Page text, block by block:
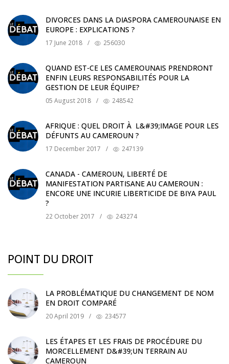
DIVORCES DANS LA DIASPORA CAMEROUNAISE EN
EUROPE : EXPLICATIONS ?
17 June 2018 / 256030
QUAND EST-CE LES CAMEROUNAIS PRENDRONT
ENFIN LEURS RESPONSABILITÉS POUR LA
GESTION DE LEUR ÉQUIPE?
05 August 2018 / 248542
AFRIQUE : QUEL DROIT À L&#39;IMAGE POUR LES
DÉFUNTS AU CAMEROUN ?
17 December 2017 / 247139
CANADA - CAMEROUN, LIBERTÉ DE
MANIFESTATION PARTISANE AU CAMEROUN :
ENCORE UNE INCURIE LIBERTICIDE DE BIYA PAUL
?
22 October 2017 / 243274
POINT DU DROIT
LA PROBLÉMATIQUE DU CHANGEMENT DE NOM
EN DROIT COMPARÉ
20 April 2019 / 234577
LES ÉTAPES ET LES FRAIS DE PROCÉDURE DU
MORCELLEMENT D&#39;UN TERRAIN AU
CAMEROUN